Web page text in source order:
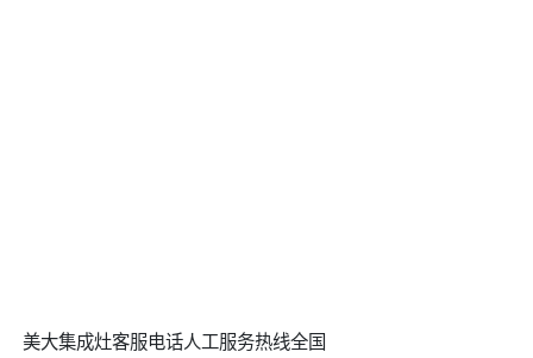
美大集成灶客服电话人工服务热线全国